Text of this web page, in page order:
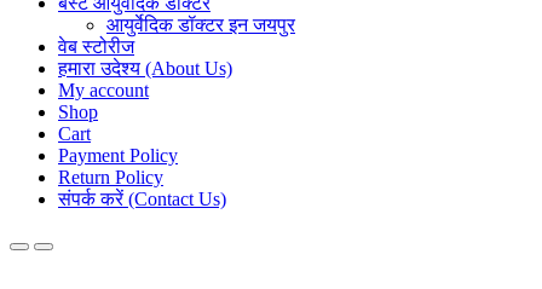
आयुर्वेदिक डॉक्टर इन जयपुर
वेब स्टोरीज
हमारा उदेश्य (About Us)
My account
Shop
Cart
Payment Policy
Return Policy
संपर्क करें (Contact Us)